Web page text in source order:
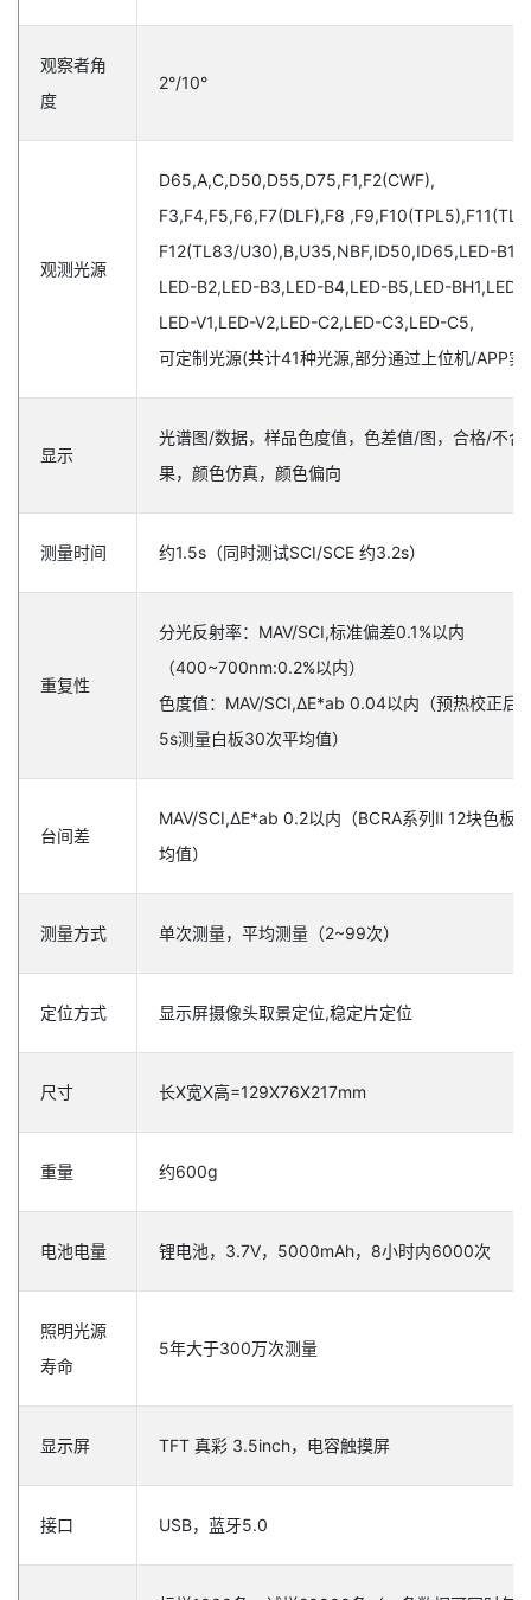
观察者角
度
2°/10°
观测光源
D65,A,C,D50,D55,D75,F1,F2(CWF),
F3,F4,F5,F6,F7(DLF),F8
F12(TL83/U30),B,U35,NBF,ID50,ID65,LED-B1,
LED-B2,LED-B3,LED-B4,LED-B5,LED-BH1,LED-
LED-V1,LED-V2,LED-C2,LED-C3,LED-C5,
可定制光源(共计41种光源,部分通过上位机/APP实
显示
光谱图/数据，样品色度值，色差值/图，合格/不合
果，颜色仿真，颜色偏向
测量时间 约1.5s（同时测试SCI/SCE 约3.2s）
重复性
分光反射率：MAV/SCI,标准偏差0.1%以内
（400~700nm:0.2%以内）
色度值：MAV/SCI,ΔE*ab 0.04以内（预热校正后,
5s测量白板30次平均值）
台间差
MAV/SCI,ΔE*ab 0.2以内（BCRA系列Ⅱ 12块色板
均值）
测量方式 单次测量，平均测量（2~99次）
定位方式 显示屏摄像头取景定位,稳定片定位
尺寸 长X宽X高=129X76X217mm
重量 约600g
电池电量 锂电池，3.7V，5000mAh，8小时内6000次
照明光源
寿命
5年大于300万次测量
显示屏 TFT 真彩 3.5inch，电容触摸屏
接口 USB，蓝牙5.0